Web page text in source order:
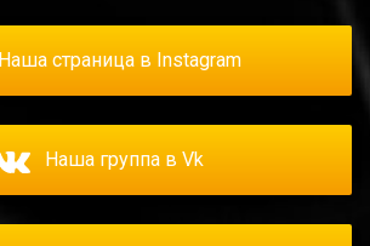
Наша страница в Instagram
Наша группа в Vk